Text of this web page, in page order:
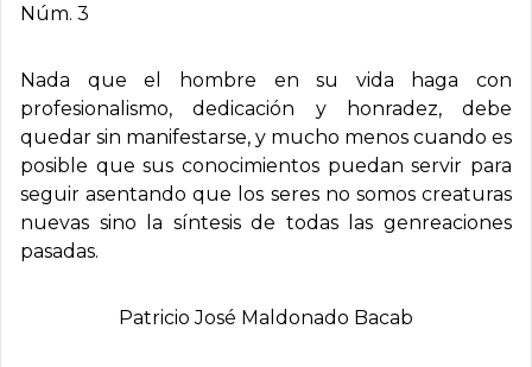
Núm. 3
Nada que el hombre en su vida haga con
profesionalismo, dedicación y honradez, debe
quedar sin manifestarse, y mucho menos cuando es
posible que sus conocimientos puedan servir para
seguir asentando que los seres no somos creaturas
nuevas sino la síntesis de todas las genreaciones
pasadas.
Patricio José Maldonado Bacab